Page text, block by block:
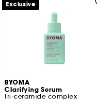
BYOMA
Clarifying Serum
Tri-ceramide complex
Exclusive